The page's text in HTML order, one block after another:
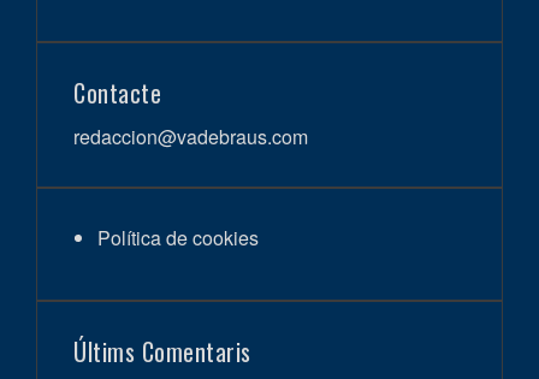
Contacte
redaccion@vadebraus.com
Política de cookies
Últims Comentaris